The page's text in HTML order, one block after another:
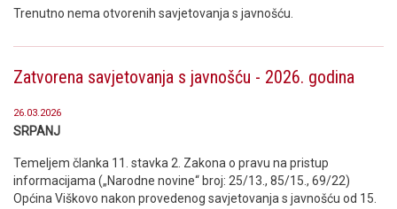
Trenutno nema otvorenih savjetovanja s javnošću.
Zatvorena savjetovanja s javnošću - 2026. godina
26.03.2026
SRPANJ
Temeljem članka 11. stavka 2. Zakona o pravu na pristup
informacijama („Narodne novine“ broj: 25/13., 85/15., 69/22)
Općina Viškovo nakon provedenog savjetovanja s javnošću od 15.